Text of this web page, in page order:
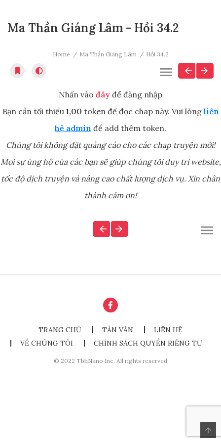
Ma Thần Giáng Lâm - Hồi 34.2
Home Ma Thần Giáng Lâm Hồi 34.2
Nhấn vào đây để đăng nhập
Bạn cần tối thiểu 1,00 token để đọc chap này. Vui lòng liên
hệ admin để add thêm token.
Chúng tôi không đặt quảng cáo cho các chap truyện mới!
Mọi sự ủng hộ của các bạn sẽ giúp chúng tôi duy trì website,
tốc độ dịch truyện và nâng cao chất lượng dịch vụ. Xin chân
thành cảm ơn!
TRANG CHỦ TẢN VĂN
LIÊN HỆ
VỀ CHÚNG TÔI
CHÍNH SÁCH QUYỀN RIÊNG TƯ
© 2022 TbhNano Inc. All rights reserved